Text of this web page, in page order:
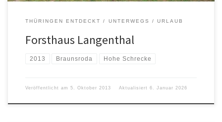
THÜRINGEN ENTDECKT UNTERWEGS URLAUB
Forsthaus Langenthal
2013 Braunsroda Hohe Schrecke
Veröffentlicht am 5. Oktober 2013 Aktualisiert 6. Januar 2026